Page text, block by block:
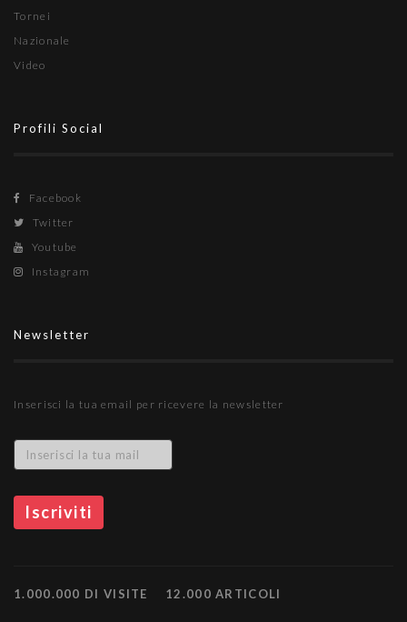
Tornei
Nazionale
Video
Profili Social
Facebook
Twitter
Youtube
Instagram
Newsletter
Inserisci la tua email per ricevere la newsletter
1.000.000 DI VISITE 12.000 ARTICOLI